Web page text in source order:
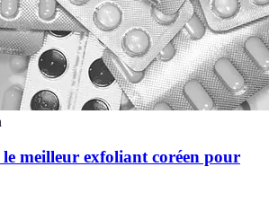
meilleur exfoliant coréen pour